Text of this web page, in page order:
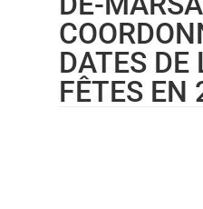
DATES DE
FÊTES EN